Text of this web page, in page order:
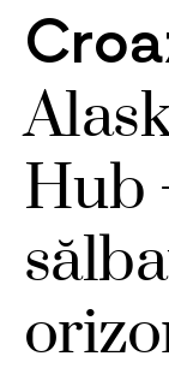
Hub